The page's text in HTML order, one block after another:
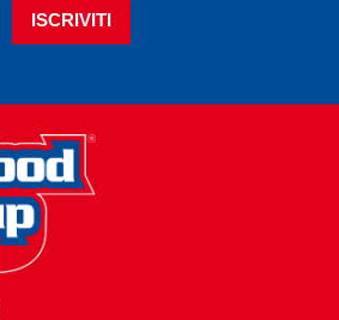
ISCRIVITI